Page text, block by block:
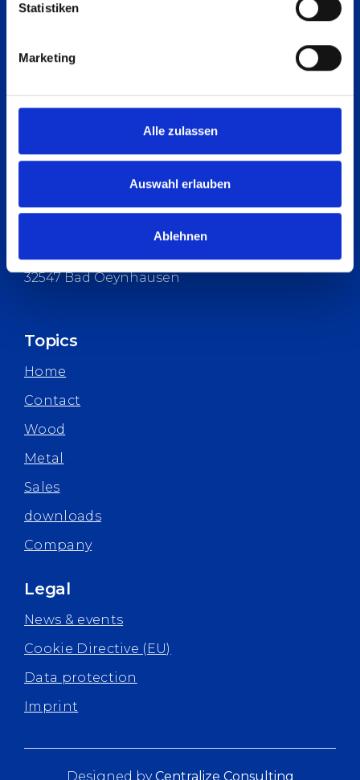
Statistiken
Marketing
Alle zulassen
Auswahl erlauben
Ablehnen
info@heesemann.de
32547 Bad Oeynhausen
Topics
Home
Contact
Wood
Metal
Sales
downloads
Company
Legal
News & events
Cookie Directive (EU)
Data protection
Imprint
Designed byCentralize Consulting